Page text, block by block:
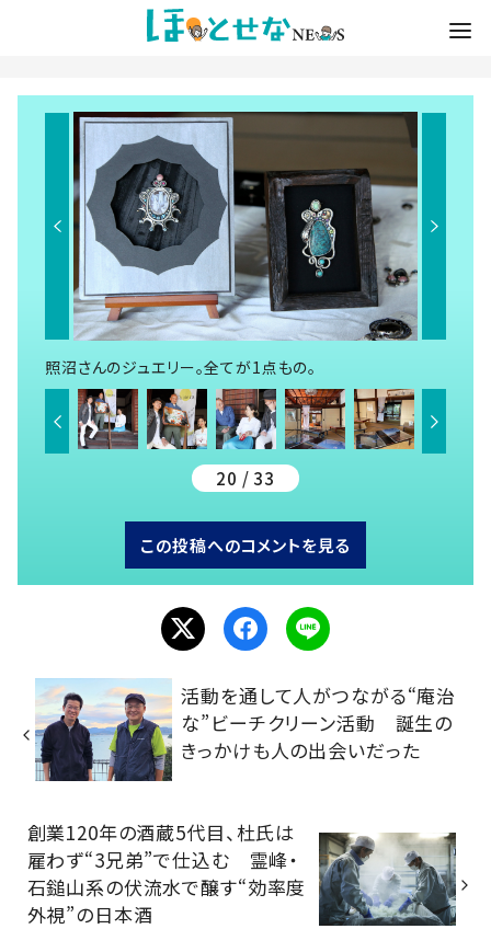
照沼さんのジュエリー。全てが1点もの。
20 / 33
この投稿へのコメントを見る
活動を通して人がつながる“庵治
な”ビーチクリーン活動 誕生の
きっかけも人の出会いだった
創業120年の酒蔵5代目、杜氏は
雇わず“3兄弟”で仕込む 霊峰・
石鎚山系の伏流水で醸す“効率度
外視”の日本酒